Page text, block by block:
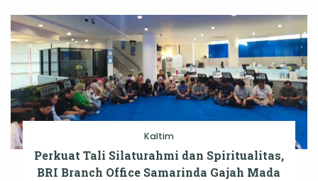
Kaltim
Perkuat Tali Silaturahmi dan Spiritualitas,
BRI Branch Office Samarinda Gajah Mada